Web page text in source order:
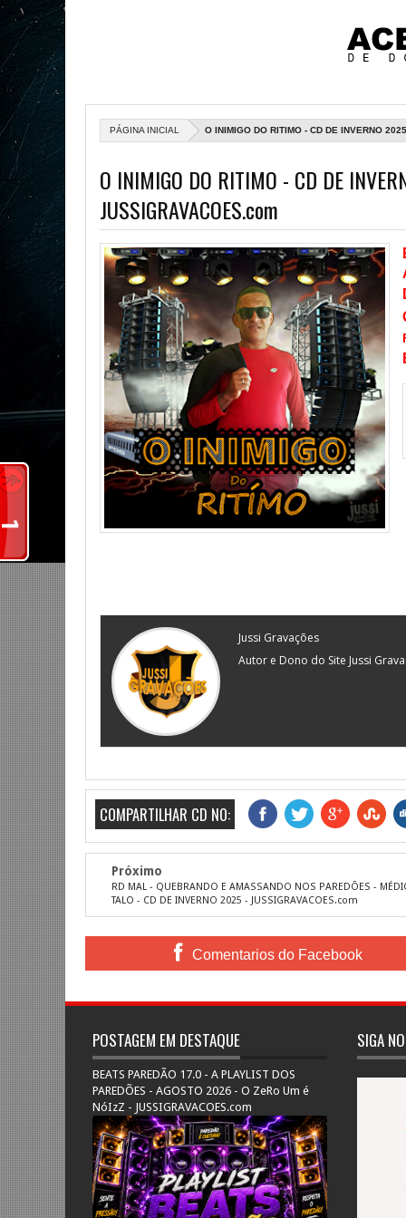
PÁGINA INICIAL O INIMIGO DO RITIMO - CD DE INVERNO
O INIMIGO DO RITIMO - CD DE
JUSSIGRAVACOES.com
Jussi Gravações
Autor e Dono do Site Jussi
COMPARTILHAR CD NO:
Próximo
RD MAL - QUEBRANDO E AMASSANDO NOS PAREDÕES -
TALO - CD DE INVERNO 2025 - JUSSIGRAVACOES.com
Comentarios do Facebook
POSTAGEM EM DESTAQUE
BEATS PAREDÃO 17.0 - A PLAYLIST DOS
PAREDÕES - AGOSTO 2026 - O ZeRo Um é
NóIzZ - JUSSIGRAVACOES.com
SIGA